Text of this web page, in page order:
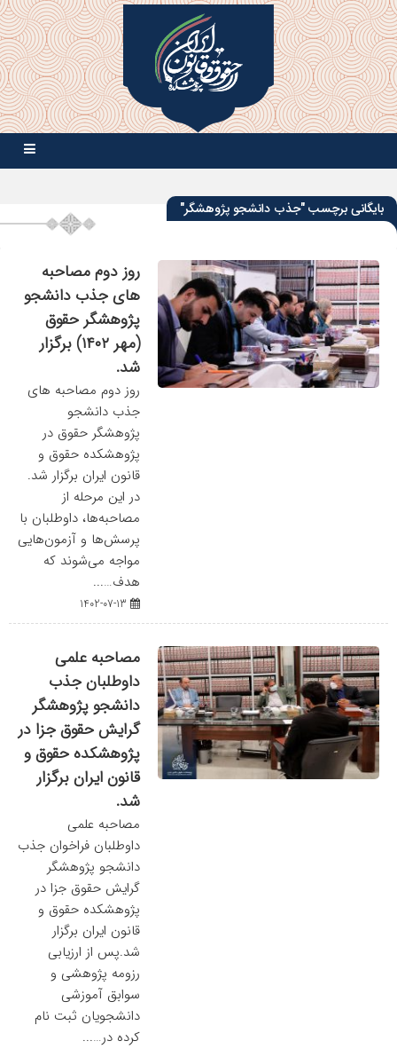
بایگانی برچسب "جذب دانشجو پژوهشگر"
روز دوم مصاحبه
های جذب دانشجو
پژوهشگر حقوق
(مهر ۱۴۰۲) برگزار
شد.
روز دوم مصاحبه های
جذب دانشجو
پژوهشگر حقوق در
پژوهشکده حقوق و
قانون ایران برگزار شد.
در این مرحله از
مصاحبه‌ها، داوطلبان با
پرسش‌ها و آزمون‌هایی
مواجه می‌شوند که
هدف…...
مصاحبه علمی
داوطلبان جذب
دانشجو پژوهشگر
گرایش حقوق جزا در
پژوهشکده حقوق و
قانون ایران برگزار
شد.
مصاحبه علمی
داوطلبان فراخوان جذب
دانشجو پژوهشگر
گرایش حقوق جزا در
پژوهشکده حقوق و
قانون ایران برگزار
شد.پس از ارزیابی
رزومه پژوهشی و
سوابق آموزشی
دانشجویان ثبت نام
کرده در…...